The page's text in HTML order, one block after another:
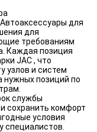
для
для
требованиям
Каждая позиция
JAC , что
узлов и систем
нужных позиций по
службы
сохранить комфорт
условия
специалистов.